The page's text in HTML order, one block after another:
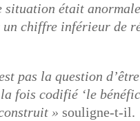
situation était
un chiffre inférieur de
pas la question
fois codifié ‘le
» souligne-t-il.